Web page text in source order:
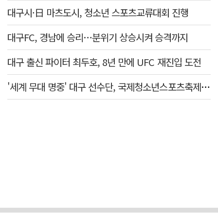
대구시·日 마츠도시, 청소년 스포츠교류대회 진행
대구FC, 경남에 승리…분위기 상승시켜 승격까지
대구 출신 파이터 최두호, 8년 만에 UFC 재진입 도전
'세계 무대 명중' 대구 선수단, 국제청소년스포츠축제 금1·동4개